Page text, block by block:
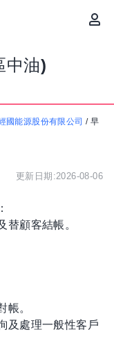
中油)
國能源股份有限公司 / 早
更新日期:2026-08-06
替顧客結帳。
帳。
及處理一般性客戶